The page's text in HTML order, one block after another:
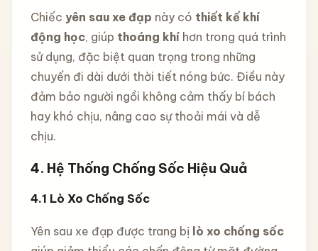
Chiếc yên sau xe đạp này có thiết kế khí
động học, giúp thoáng khíhơn trong quá trình
sử dụng, đặc biệt quan trọng trong những
chuyến đi dài dưới thời tiết nóng bức. Điều này
đảm bảo người ngồi không cảm thấy bí bách
hay khó chịu, nâng cao sự thoải mái và dễ
chịu.
4. Hệ Thống Chống Sốc Hiệu Quả
4.1 Lò Xo Chống Sốc
Yên sau xe đạp được trang bị lò xo chống sốc